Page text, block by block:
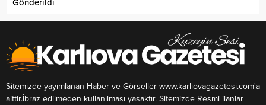
Sitemizde yayımlanan Haber ve Görseller www.karliovagazetesi.com'a
aittir.İbraz edilmeden kullanılması yasaktır. Sitemizde Resmi ilanlar